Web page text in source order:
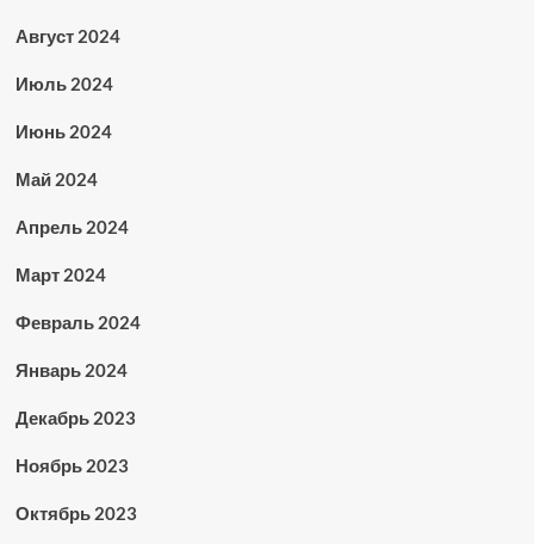
Август 2024
Июль 2024
Июнь 2024
Май 2024
Апрель 2024
Март 2024
Февраль 2024
Январь 2024
Декабрь 2023
Ноябрь 2023
Октябрь 2023